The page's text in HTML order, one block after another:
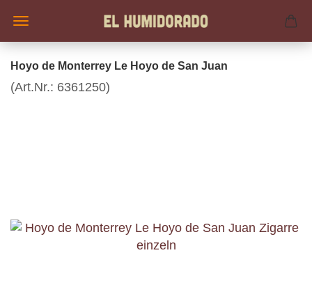
Hoyo de Monterrey Le Hoyo de San Juan
(Art.Nr.: 6361250)